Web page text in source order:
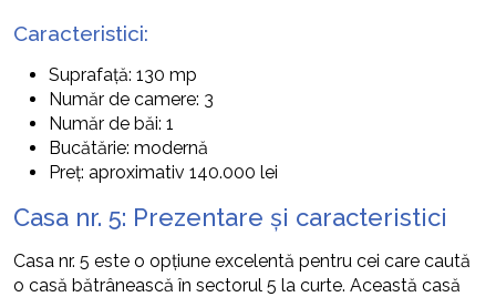
Caracteristici:
Suprafață: 130 mp
Număr de camere: 3
Număr de băi: 1
Bucătărie: modernă
Preț: aproximativ 140.000 lei
Casa nr. 5: Prezentare și caracteristici
Casa nr. 5 este o opțiune excelentă pentru cei care caută
o casă bătrânească în sectorul 5 la curte. Această casă